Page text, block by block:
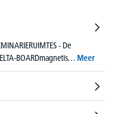
- De
BOARDmagnetis… Meer